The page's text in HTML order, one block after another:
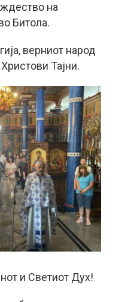
на
Битола.
верниот народ
Тајни.
и Светиот Дух!